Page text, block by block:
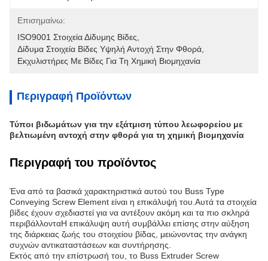
Επισημαίνω:
ISO9001 Στοιχεία Δίδυμης Βίδες
Δίδυμα Στοιχεία Βίδες Υψηλή Αντοχή Στην Φθορά
Εκχυλιστήρες Με Βίδες Για Τη Χημική Βιομηχανία
Περιγραφή Προϊόντων
Τύποι βιδωμάτων για την εξάτμιση τύπου λεωφορείου με
βελτιωμένη αντοχή στην φθορά για τη χημική βιομηχανία
Περιγραφή του προϊόντος
Ένα από τα βασικά χαρακτηριστικά αυτού του Buss Type
Conveying Screw Element είναι η επικάλυψή του.Αυτά τα στοιχεία
βίδες έχουν σχεδιαστεί για να αντέξουν ακόμη και τα πιο σκληρά
περιβάλλονταΗ επικάλυψη αυτή συμβάλλει επίσης στην αύξηση
της διάρκειας ζωής του στοιχείου βίδας, μειώνοντας την ανάγκη
συχνών αντικαταστάσεων και συντήρησης.
Εκτός από την επίστρωσή του, το Buss Extruder Screw